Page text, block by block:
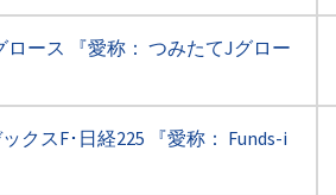
ロース 『愛称： つみたてJグロー
クスF･日経225 『愛称： Funds-i